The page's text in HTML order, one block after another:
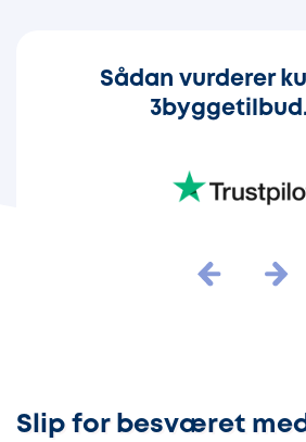
Sådan vurderer
Slip for besværet